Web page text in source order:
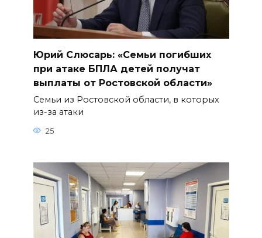
Юрий Слюсарь: «Семьи погибших
при атаке БПЛА детей получат
выплаты от Ростовской области»
Семьи из Ростовской области, в которых
из-за атаки
25